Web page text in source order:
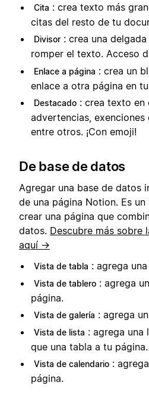
Cita : crea texto más
citas del resto de tu
Divisor : crea una
romper el texto. Acceso
Enlace a página : crea un
enlace a otra página en
Destacado : crea texto en
advertencias, exenciones
entre otros. ¡Con emoji!
De base de datos
Agregar una base de datos
de una página Notion. Es
crear una página que
datos. Descubre más sobre
aquí →
Vista de tabla : agrega
Vista de tablero : agrega
página.
Vista de galería : agrega
Vista de lista : agrega una
que una tabla a tu página.
Vista de calendario :
página.